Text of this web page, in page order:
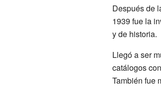
Después de
1939 fue la
y de historia.
Llegó a ser
catálogos
También fue